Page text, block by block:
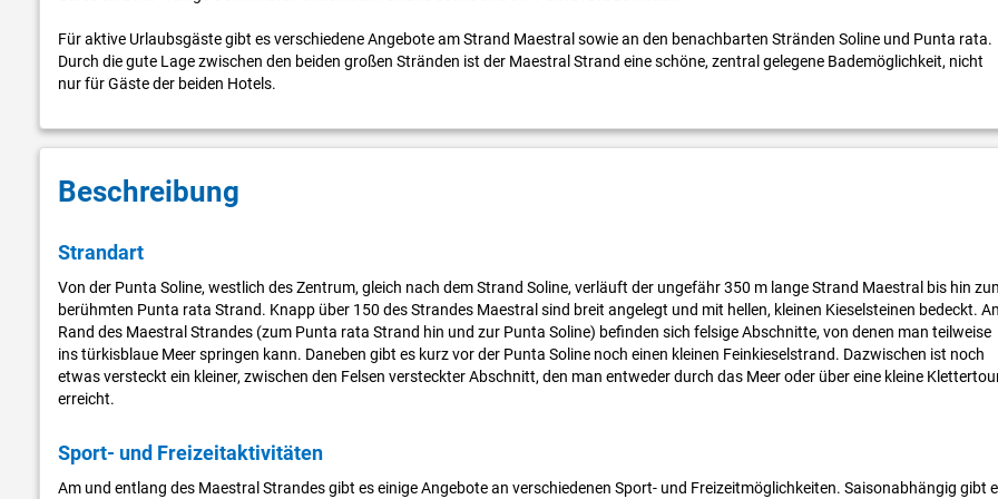
Für aktive Urlaubsgäste gibt es verschiedene Angebote am Strand Maestral sowie an den benachbarten Stränden Soline und Punta rata.
Durch die gute Lage zwischen den beiden großen Stränden ist der Maestral Strand eine schöne, zentral gelegene Bademöglichkeit, nicht
nur für Gäste der beiden Hotels.
Beschreibung
Strandart
Von der Punta Soline, westlich des Zentrum, gleich nach dem Strand Soline, verläuft der ungefähr 350 m lange Strand Maestral bis hin
berühmten Punta rata Strand. Knapp über 150 des Strandes Maestral sind breit angelegt und mit hellen, kleinen Kieselsteinen bedeckt.
Rand des Maestral Strandes (zum Punta rata Strand hin und zur Punta Soline) befinden sich felsige Abschnitte, von denen man teilweise
ins türkisblaue Meer springen kann. Daneben gibt es kurz vor der Punta Soline noch einen kleinen Feinkieselstrand. Dazwischen ist noch
etwas versteckt ein kleiner, zwischen den Felsen versteckter Abschnitt, den man entweder durch das Meer oder über eine kleine
erreicht.
Sport- und Freizeitaktivitäten
Am und entlang des Maestral Strandes gibt es einige Angebote an verschiedenen Sport- und Freizeitmöglichkeiten. Saisonabhängig gibt